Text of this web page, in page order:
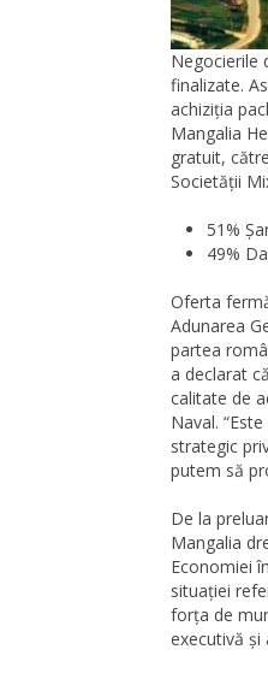
Negocierile
finalizate.
achiziția
Mangalia
gratuit,
Societății
51%
49%
Oferta
Adunarea
partea
a declarat
calitate de
Naval.
strategic
putem să
De la
Mangalia
Economiei
situației
forța de
executivă și